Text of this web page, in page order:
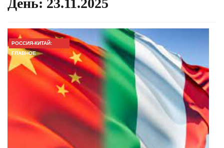
День: 23.11.2025
РОССИЯ-КИТАЙ:
ГЛАВНОЕ